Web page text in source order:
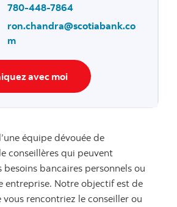
780-448-7864
ron.chandra@scotiabank.co
m
avec moi
équipe dévouée de
conseillères qui peuvent
besoins bancaires personnels ou
entreprise. Notre objectif est de
vous rencontriez le conseiller ou